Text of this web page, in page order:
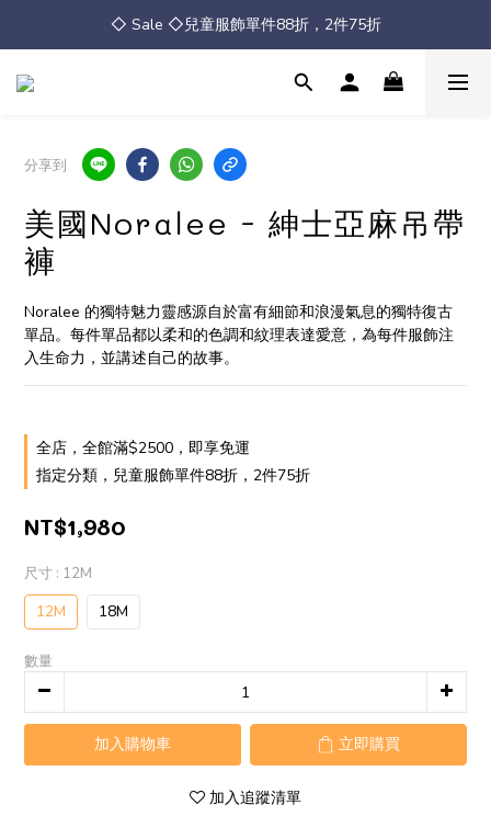
◇ Sale ◇兒童服飾單件88折，2件75折
◇ Sale ◇兒童服飾單件88折，2件75折
全館消費滿 $2500 免運
分享到
美國Noralee - 紳士亞麻吊帶
褲
Noralee 的獨特魅力靈感源自於富有細節和浪漫氣息的獨特復古
單品。每件單品都以柔和的色調和紋理表達愛意，為每件服飾注
入生命力，並講述自己的故事。
全店，全館滿$2500，即享免運
指定分類，兒童服飾單件88折，2件75折
NT$1,980
尺寸 : 12M
12M 18M
數量
加入購物車 立即購買
加入追蹤清單